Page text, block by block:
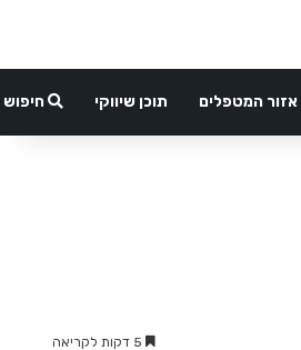
אזור המטפלים תוכן שיווקי חיפוש